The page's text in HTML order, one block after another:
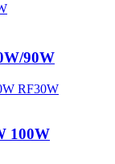
90W
100W